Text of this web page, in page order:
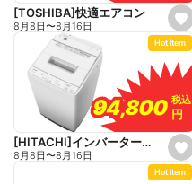
e
s
e
t
a
v
o
r
i
e
[TOSHIBA]快適エアコン
8月8日〜8月16日
s
e
t
Hot Item
94,800
94,800 税込
税込
円
円
[HITACHI]インバーター全自動洗濯機
8月8日〜8月16日
Hot Item